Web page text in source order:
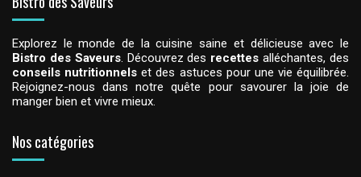
Explorez le monde de la cuisine saine et délicieuse avec le
Bistro des Saveurs. Découvrez des recettes alléchantes, des
conseils nutritionnels et des astuces pour une vie équilibrée.
Rejoignez-nous dans notre quête pour savourer la joie de
manger bien et vivre mieux.
Nos catégories